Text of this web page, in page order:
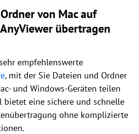
von Mac auf
übertragen
empfehlenswerte
, mit der Sie Dateien und Ordner
und Windows-Geräten teilen
bietet eine sichere und schnelle
ohne komplizierte